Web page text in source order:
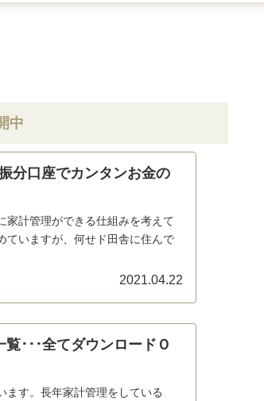
中
分口座でカンタンお金の
家計管理ができる仕組みを考えて
ていますが、何せド田舎に住んで
2021.04.22
･･･全てダウンロードＯ
ます。長年家計管理をしている